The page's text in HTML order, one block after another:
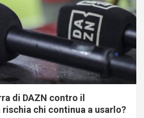
di DAZN contro il
rischia chi continua a usarlo?